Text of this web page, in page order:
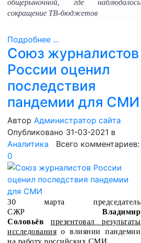
общерыночной, где наблюдалось
сокращение ТВ-бюджетов
Подробнее ...
Союз журналистов
России оценил
последствия
пандемии для СМИ
Автор Администратор сайта
Опубликовано 31-03-2021 в
Аналитика Всего комментариев:
0
30 марта председатель
СЖРВладимир
Соловьёвпрезентовал результаты
исследования о влиянии пандемии